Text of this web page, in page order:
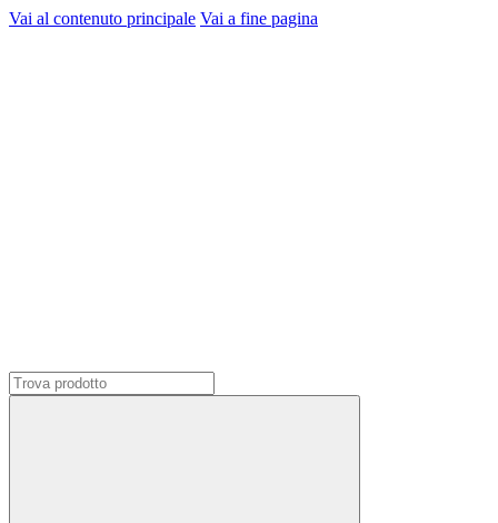
Vai al contenuto principale Vai a fine pagina